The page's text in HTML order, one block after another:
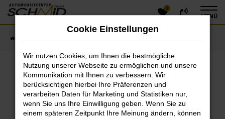
Zum
Hauptinhalt
0
MENÜ
Fehler: Network Error
Beim Laden ist ein Fehler aufgetreten.
Hier sind ein paar Tipps, die dir helfen können:
Cookie Einstellungen
Wir nutzen Cookies, um Ihnen die bestmögliche
Nutzung unserer Webseite zu ermöglichen und unsere
Kommunikation mit Ihnen zu verbessern. Wir
berücksichtigen hierbei Ihre Präferenzen und
verarbeiten Daten für Marketing und Statistiken nur,
wenn Sie uns Ihre Einwilligung geben. Wenn Sie zu
einem späteren Zeitpunkt Ihre Meinung ändern, können